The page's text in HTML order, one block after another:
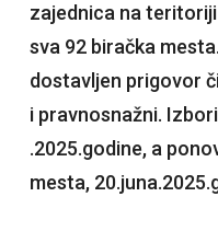
zajednica na
sva 92 biračka
dostavljen prigovor
i pravnosnažni.
.2025.godine, a
mesta,